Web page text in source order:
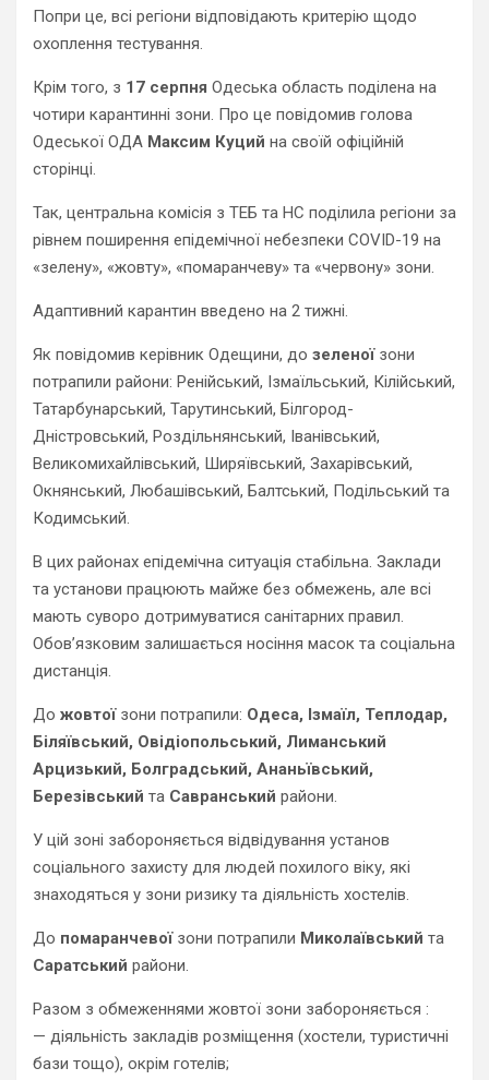
Попри це, всі регіони відповідають критерію щодо
охоплення тестування.
Крім того, з 17 серпня Одеська область поділена на
чотири карантинні зони. Про це повідомив голова
Одеської ОДА Максим Куций на своїй офіційній
сторінці.
Так, центральна комісія з ТЕБ та НС поділила регіони за
рівнем поширення епідемічної небезпеки COVID-19 на
«зелену», «жовту», «помаранчеву» та «червону» зони.
Адаптивний карантин введено на 2 тижні.
Як повідомив керівник Одещини, до зеленоїзони
потрапили райони: Ренійський, Ізмаїльський, Кілійський,
Татарбунарський, Тарутинський, Білгород-
Дністровський, Роздільнянський, Іванівський,
Великомихайлівський, Ширяївський, Захарівський,
Окнянський, Любашівський, Балтський, Подільський та
Кодимський.
В цих районах епідемічна ситуація стабільна. Заклади
та установи працюють майже без обмежень, але всі
мають суворо дотримуватися санітарних правил.
Обов’язковим залишається носіння масок та соціальна
дистанція.
До жовтоїзони потрапили: Одеса, Ізмаїл, Теплодар,
Біляївський, Овідіопольський, Лиманський
Арцизький, Болградський, Ананьївський,
Березівський та Савранський райони.
У цій зоні забороняється відвідування установ
соціального захисту для людей похилого віку, які
знаходяться у зони ризику та діяльність хостелів.
До помаранчевоїзони потрапили Миколаївський та
Саратський райони.
Разом з обмеженнями жовтої зони забороняється :
— діяльність закладів розміщення (хостели, туристичні
бази тощо), окрім готелів;